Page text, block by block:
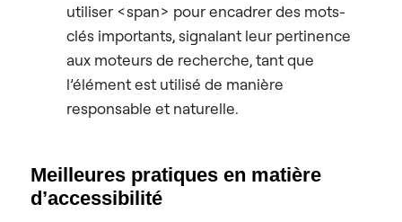
utiliser <span> pour encadrer des mots-
clés importants, signalant leur pertinence
aux moteurs de recherche, tant que
l’élément est utilisé de manière
responsable et naturelle.
Meilleures pratiques en matière
d’accessibilité